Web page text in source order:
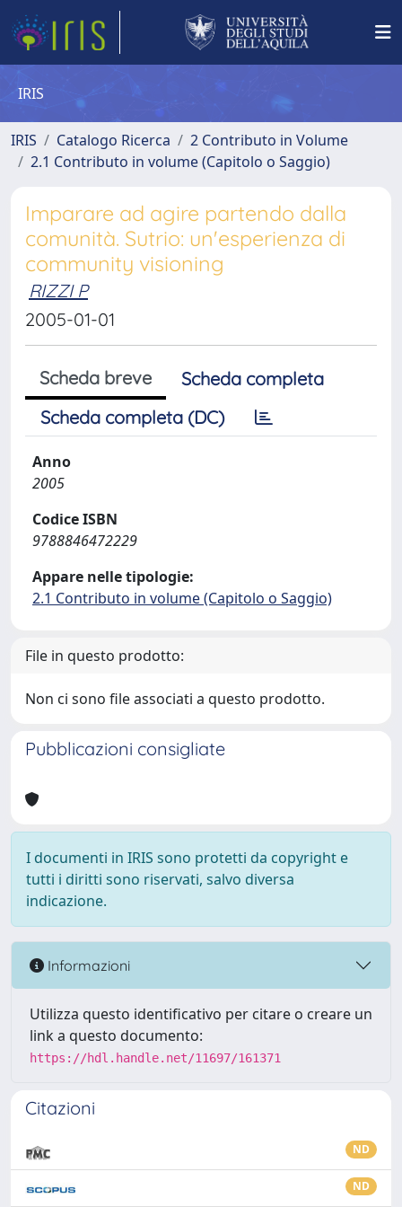
IRIS
IRIS Catalogo Ricerca
2 Contributo in Volume
2.1 Contributo in volume (Capitolo o Saggio)
Imparare ad agire partendo dalla
comunità. Sutrio: un'esperienza di
community visioning
RIZZI P
2005-01-01
Scheda breve
Scheda completa
Scheda completa (DC)
Anno
2005
Codice ISBN
9788846472229
Appare nelle tipologie:
2.1 Contributo in volume (Capitolo o Saggio)
File in questo prodotto:
Non ci sono file associati a questo prodotto.
Pubblicazioni consigliate
I documenti in IRIS sono protetti da copyright e
tutti i diritti sono riservati, salvo diversa
indicazione.
Informazioni
Utilizza questo identificativo per citare o creare un
link a questo documento:
https://hdl.handle.net/11697/161371
Citazioni
ND
ND